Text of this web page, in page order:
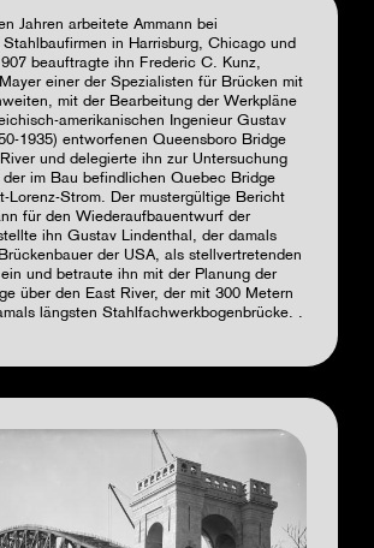
Jahren arbeitete Ammann bei
Stahlbaufirmen in Harrisburg, Chicago und
beauftragte ihn Frederic C. Kunz,
einer der Spezialisten für Brücken mit
mit der Bearbeitung der Werkpläne
amerikanischen Ingenieur Gustav
1935) entworfenen Queensboro Bridge
und delegierte ihn zur Untersuchung
der im Bau befindlichen Quebec Bridge
Lorenz-Strom. Der mustergültige Bericht
für den Wiederaufbauentwurf der
ihn Gustav Lindenthal, der damals
der USA, als stellvertretenden
und betraute ihn mit der Planung der
über den East River, der mit 300 Metern
längsten Stahlfachwerkbogenbrücke. .